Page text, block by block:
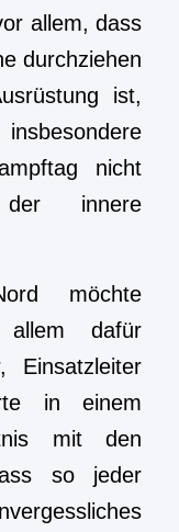
allem, dass
durchziehen
ist,
nicht
innere
möchte
allem dafür
Einsatzleiter
in einem
mit den
so jeder